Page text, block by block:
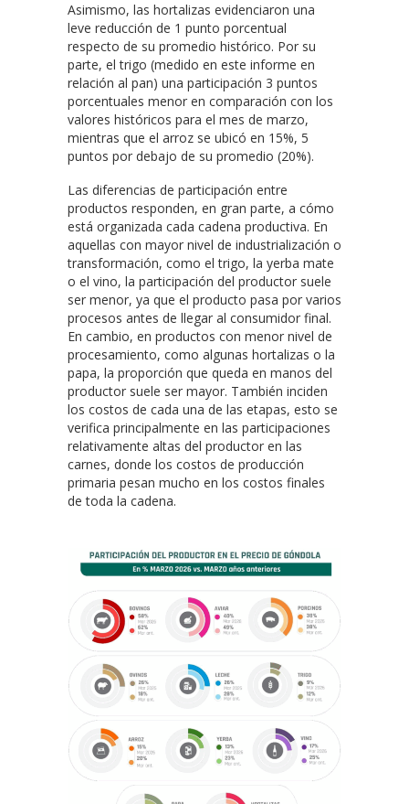
Asimismo, las hortalizas evidenciaron una
leve reducción de 1 punto porcentual
respecto de su promedio histórico. Por su
parte, el trigo (medido en este informe en
relación al pan) una participación 3 puntos
porcentuales menor en comparación con los
valores históricos para el mes de marzo,
mientras que el arroz se ubicó en 15%, 5
puntos por debajo de su promedio (20%).
Las diferencias de participación entre
productos responden, en gran parte, a cómo
está organizada cada cadena productiva. En
aquellas con mayor nivel de industrialización o
transformación, como el trigo, la yerba mate
o el vino, la participación del productor suele
ser menor, ya que el producto pasa por varios
procesos antes de llegar al consumidor final.
En cambio, en productos con menor nivel de
procesamiento, como algunas hortalizas o la
papa, la proporción que queda en manos del
productor suele ser mayor. También inciden
los costos de cada una de las etapas, esto se
verifica principalmente en las participaciones
relativamente altas del productor en las
carnes, donde los costos de producción
primaria pesan mucho en los costos finales
de toda la cadena.